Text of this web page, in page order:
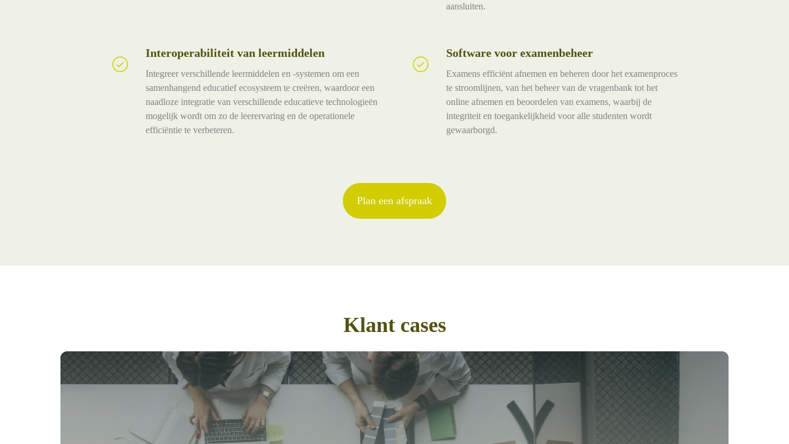
aansluiten.
Interoperabiliteit van leermiddelen
Integreer verschillende leermiddelen en -systemen om een
samenhangend educatief ecosysteem te creëren, waardoor een
naadloze integratie van verschillende educatieve technologieën
mogelijk wordt om zo de leerervaring en de operationele
efficiëntie te verbeteren.
Interoperabiliteit
van
leermiddelen
Software voor examenbeheer
Examens efficiënt afnemen en beheren door het examenproces
te stroomlijnen, van het beheer van de vragenbank tot het
online afnemen en beoordelen van examens, waarbij de
integriteit en toegankelijkheid voor alle studenten wordt
gewaarborgd.
voor
examenbeheer
Plan een afspraak
Klant cases
Van